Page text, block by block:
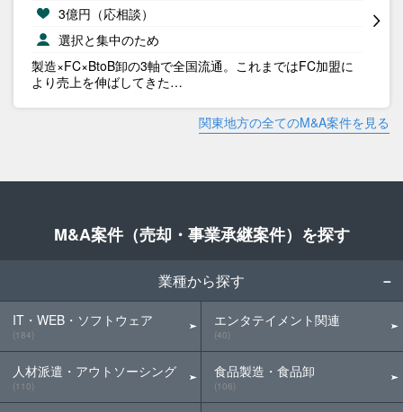
3億円（応相談）
選択と集中のため
製造×FC×BtoB卸の3軸で全国流通。これまではFC加盟に
より売上を伸ばしてきた…
関東地方の全てのM&A案件を見る
M&A案件（売却・事業承継案件）を探す
業種から探す
IT・WEB・ソフトウェア
(184)
人材派遣・アウトソーシング
(110)
エンタテイメント関連
(40)
食品製造・食品卸
(106)